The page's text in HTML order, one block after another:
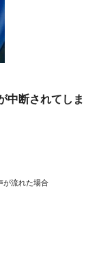
中断されてしま
が流れた場合